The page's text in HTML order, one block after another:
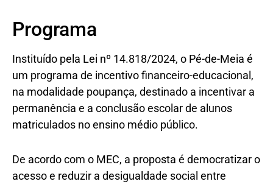
Programa
Instituído pela Lei nº 14.818/2024, o Pé-de-Meia é
um programa de incentivo financeiro-educacional,
na modalidade poupança, destinado a incentivar a
permanência e a conclusão escolar de alunos
matriculados no ensino médio público.
De acordo com o MEC, a proposta é democratizar o
acesso e reduzir a desigualdade social entre